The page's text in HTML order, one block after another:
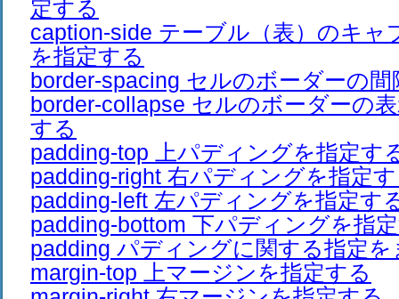
定する
caption-side テーブル（表）のキャ
を指定する
border-spacing セルのボーダーの
border-collapse セルのボーダーの
する
padding-top 上パディングを指定す
padding-right 右パディングを指定
padding-left 左パディングを指定す
padding-bottom 下パディングを指
padding パディングに関する指定
margin-top 上マージンを指定する